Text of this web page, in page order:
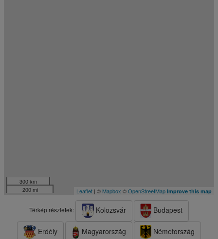
300 km
200 mi
Leaflet | © Mapbox ©OpenStreetMap Improve this map
Térkép részletek: Kolozsvár Budapest
Erdély Magyarország Németország